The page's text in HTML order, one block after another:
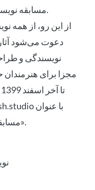
مسابقه نویسندگی و طراحی کمیک برگزار کند.
از این رو، از همه
دعوت می‌شود
نویسندگی و
مجزا برای هنرمندان
«مسابقه هورخش کمیکس» ارسال کنند.